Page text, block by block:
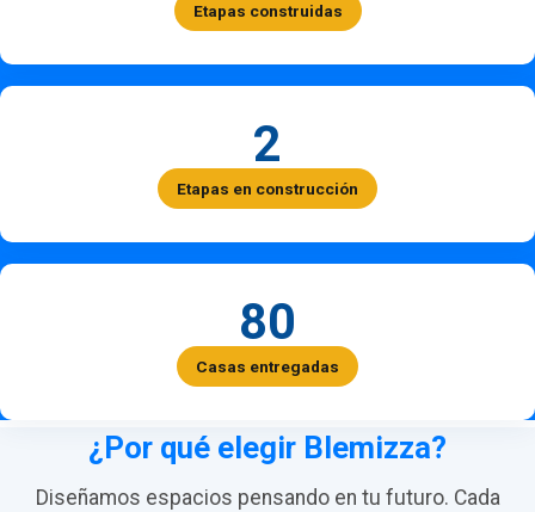
Etapas construidas
2
Etapas en construcción
80
Casas entregadas
¿Por qué elegir Blemizza?
Diseñamos espacios pensando en tu futuro. Cada